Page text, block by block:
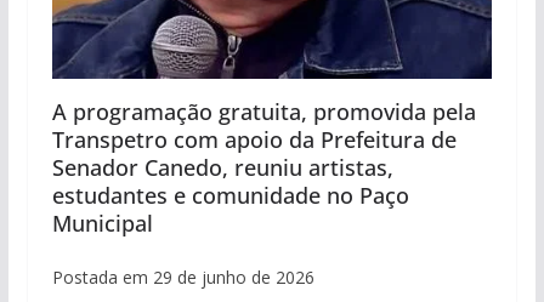
A programação gratuita, promovida pela
Transpetro com apoio da Prefeitura de
Senador Canedo, reuniu artistas,
estudantes e comunidade no Paço
Municipal
Postada em 29 de junho de 2026